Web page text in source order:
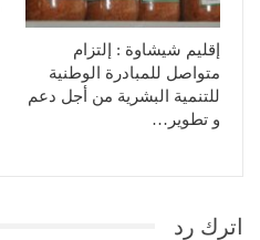
إقليم شيشاوة : إلتزام
متواصل للمبادرة الوطنية
للتنمية البشرية من أجل دعم
و تطوير…
اترك رد